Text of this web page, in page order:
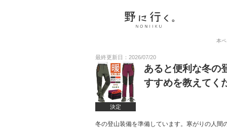
本
最終更新日：2026/07/20
決定
あると便利な冬の
すすめを教えてく
冬の登山装備を準備しています。寒がりの人